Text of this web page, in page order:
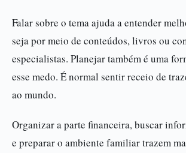
Falar sobre o tema ajuda a entender
seja por meio de conteúdos, livros ou
especialistas. Planejar também é uma
esse medo. É normal sentir receio de
ao mundo.
Organizar a parte financeira, buscar
e preparar o ambiente familiar trazem